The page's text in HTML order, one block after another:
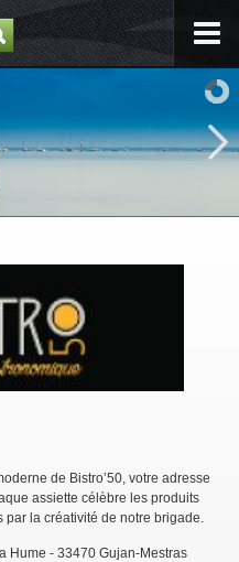
de Bistro’50, votre adresse
assiette célèbre les produits
par la créativité de notre brigade.
Hume - 33470 Gujan-Mestras